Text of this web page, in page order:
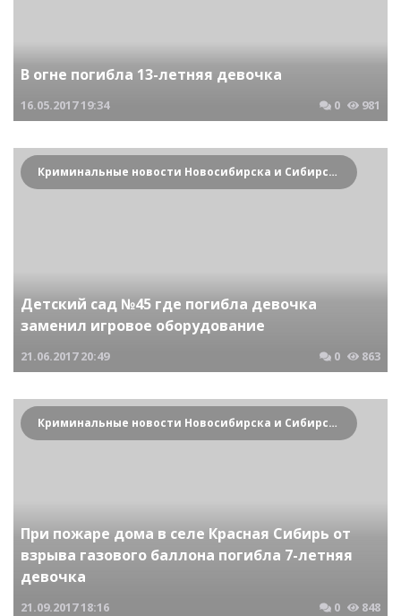
В огне погибла 13-летняя девочка
16.05.201719:34 0 981
Криминальные новости Новосибирска и Сибирского региона
Детский сад №45 где погибла девочка
заменил игровое оборудование
21.06.2017 20:49 0 863
Криминальные новости Новосибирска и Сибирского региона
При пожаре дома в селе Красная Сибирь от
взрыва газового баллона погибла 7-летняя
девочка
21.09.201718:16 0 848